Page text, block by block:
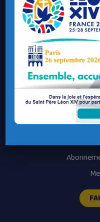
Les
Les